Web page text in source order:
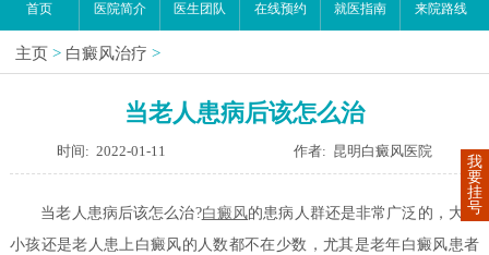
首页 医院简介 医生团队 在线预约 就医指南 来院路线
主页 > 白癜风治疗 >
当老人患病后该怎么治
时间: 2022-01-11 作者: 昆明白癜风医院
当老人患病后该怎么治?白癜风的患病人群还是非常广泛的，大人
小孩还是老人患上白癜风的人数都不在少数，尤其是老年白癜风患者
我
要
挂
号